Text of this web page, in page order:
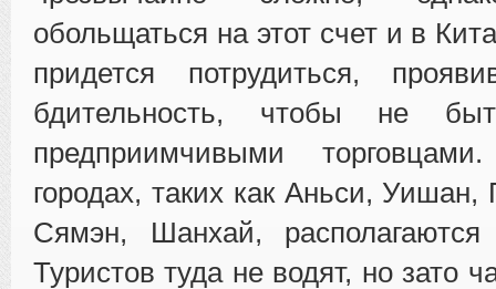
обольщаться на этот счет и в
придется потрудиться,
бдительность, чтобы не
предприимчивыми
городах, таких как Аньси, Уишан,
Сямэн, Шанхай,
Туристов туда не водят, но зато